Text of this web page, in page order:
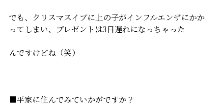
でも、クリスマスイブに上の子がインフルエンザにかか
ってしまい、プレゼントは3日遅れになっちゃった
んですけどね（笑）
■平家に住んでみていかがですか？